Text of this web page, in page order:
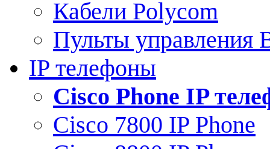
Кабели Polycom
Пульты управления
IP телефоны
Сisco Phone IP
Cisco 7800 IP Phone